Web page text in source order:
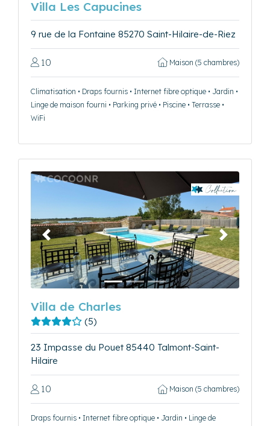
Villa Les Capucines
9 rue de la Fontaine 85270 Saint-Hilaire-de-Riez
10 Maison (5 chambres)
Climatisation • Draps fournis • Internet fibre optique • Jardin •
Linge de maison fourni • Parking privé • Piscine • Terrasse •
WiFi
Précédent Suivant
Villa de Charles
(5)
23 Impasse du Pouet 85440 Talmont-Saint-
Hilaire
10 Maison (5 chambres)
Draps fournis • Internet fibre optique • Jardin • Linge de